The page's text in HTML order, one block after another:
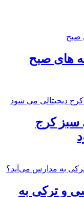
های صبح
سبز کرج
و ترکی به